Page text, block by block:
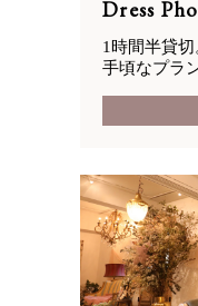
Dress
1時間半貸
手頃なプラン